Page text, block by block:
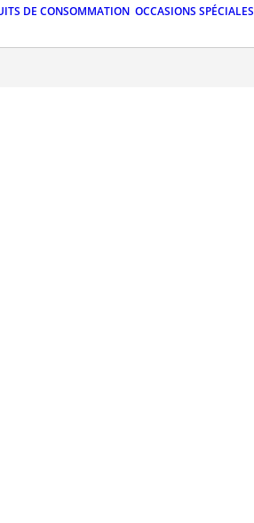
DE CONSOMMATION OCCASIONS SPÉCIALES